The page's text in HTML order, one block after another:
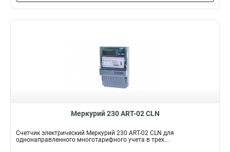
Меркурий 230 АRT-02 СLN
Счетчик электрический Меркурий 230 АRT-02 СLN для
однонаправленного многотарифного учета в трех...